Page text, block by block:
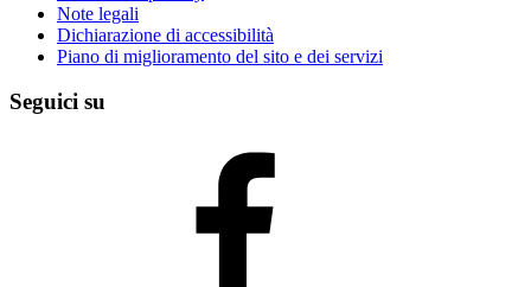
Note legali
Dichiarazione di accessibilità
Piano di miglioramento del sito e dei servizi
Seguici su